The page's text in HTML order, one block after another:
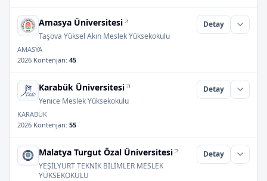
Amasya Üniversitesi
Taşova Yüksel Akın Meslek Yüksekokulu
Detay
AMASYA
2026 Kontenjan: 45
Karabük Üniversitesi
Yenice Meslek Yüksekokulu
Detay
KARABÜK
2026 Kontenjan: 55
Malatya Turgut Özal Üniversitesi
YEŞİLYURT TEKNİK BİLİMLER MESLEK
YÜKSEKOKULU
Detay